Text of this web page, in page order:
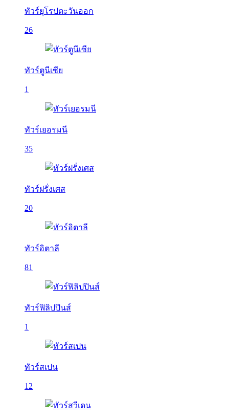
ทัวร์ยุโรปตะวันออก
26
ทัวร์ตูนีเซีย
1
ทัวร์เยอรมนี
35
ทัวร์ฝรั่งเศส
20
ทัวร์อิตาลี
81
ทัวร์ฟิลิปปินส์
1
ทัวร์สเปน
12